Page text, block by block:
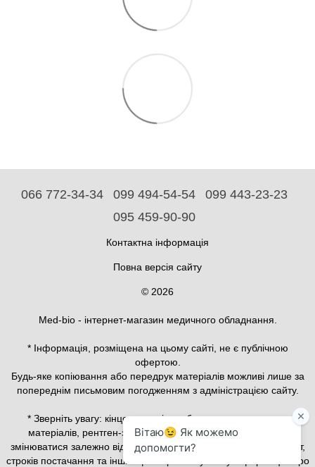
066 772-34-34 099 494-54-54
099 443-23-23
095 459-90-90
Контактна інформація
Повна версія сайту
© 2026
Med-bio - інтернет-магазин медичного обладнання.
* Інформація, розміщена на цьому сайті, не є публічною
офертою.
Будь-яке копіювання або передрук матеріалів можливі лише за
попереднім письмовим погодженням з адміністрацією сайту.
* Зверніть увагу: кінцева вартість обладнання, витратних
матеріалів, рентген-захисного та медичного одягу може
змінюватися залежно від конфігурації, актуального курсу валют,
строків постачання та інших факторів. Актуальну інформацію про